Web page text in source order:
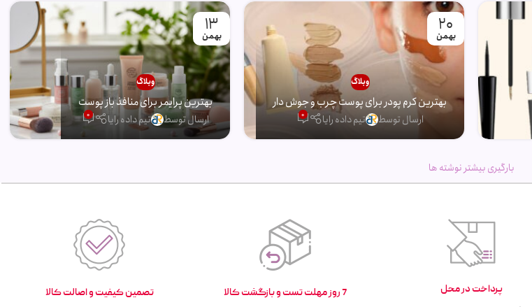
20
بهمن
وبلاگ
بهترین کرم پودر برای پوست چرب و جوش دار
ارسال توسط تیم داده رایا 0
13
بهمن
وبلاگ
بهترین پرایمر برای منافذ باز پوست
ارسال توسط تیم داده رایا 0
بارگیری بیشتر نوشته ها
پرداخت در محل 7 روز مهلت تست و بازگشت کالا تصمین کیفیت و اصالت کالا